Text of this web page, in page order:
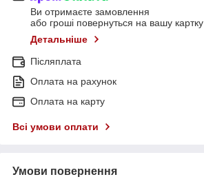
Ви отримаєте замовлення
або гроші повернуться на вашу картку
Детальніше
Післяплата
Оплата на рахунок
Оплата на карту
Всі умови оплати
Умови повернення